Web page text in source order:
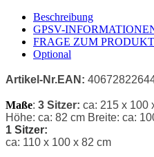
Beschreibung
GPSV-
FRAGE ZUM PRODUKT
Optional
Artikel-Nr.EAN:
Maße: 3 Sitzer: ca: 215 x 100
Höhe: ca: 82 cm Breite: ca:
1 Sitzer:
ca: 110 x 100 x 82 cm